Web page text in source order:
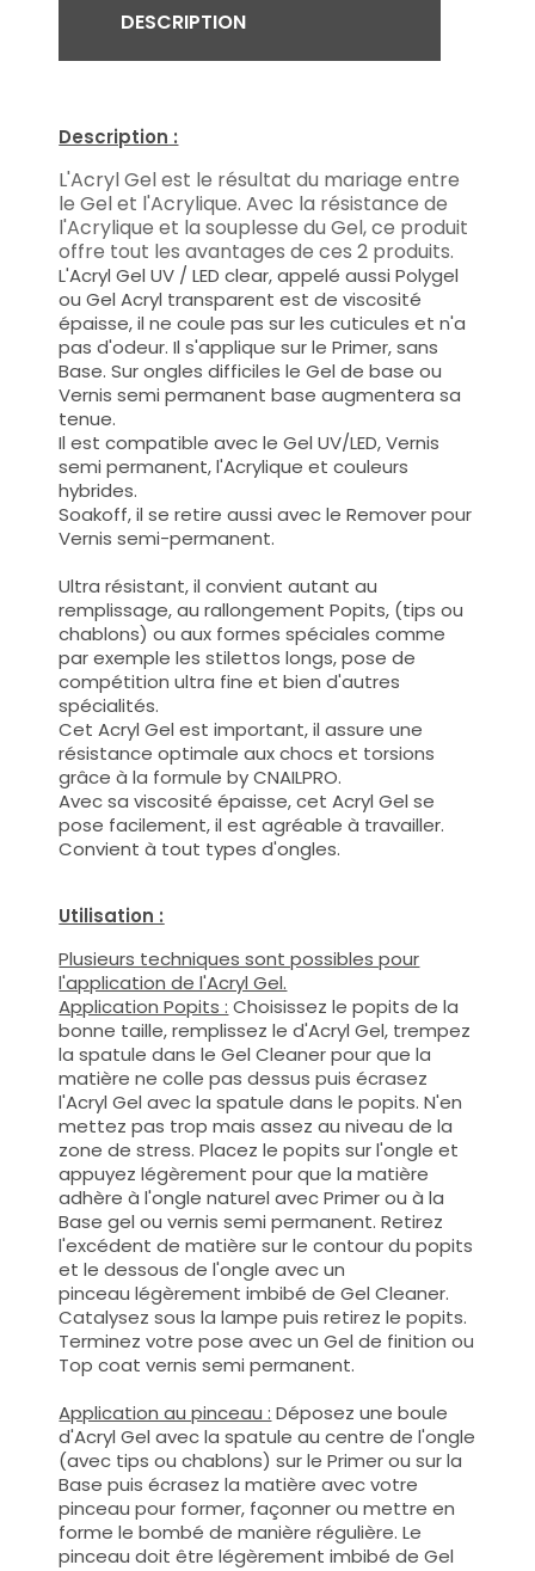
DESCRIPTION
Description :
L'Acryl Gel est le résultat du mariage entre
le Gel et l'Acrylique. Avec la résistance de
l'Acrylique et la souplesse du Gel, ce produit
offre tout les avantages de ces 2 produits.
L'Acryl Gel UV / LED clear, appelé aussi Polygel
ou Gel Acryl transparent est de viscosité
épaisse, il ne coule pas sur les cuticules et n'a
pas d'odeur. Il s'applique sur le Primer, sans
Base. Sur ongles difficiles le Gel de base ou
Vernis semi permanent base augmentera sa
tenue.
Il est compatible avec le Gel UV/LED, Vernis
semi permanent, l'Acrylique et couleurs
hybrides.
Soakoff, il se retire aussi avec le Remover pour
Vernis semi-permanent.
Ultra résistant, il convient autant au
remplissage, au rallongement Popits, (tips ou
chablons) ou aux formes spéciales comme
par exemple les stilettos longs, pose de
compétition ultra fine et bien d'autres
spécialités.
Cet Acryl Gel est important, il assure une
résistance optimale aux chocs et torsions
grâce à la formule by CNAILPRO.
Avec sa viscosité épaisse, cet Acryl Gel se
pose facilement, il est agréable à travailler.
Convient à tout types d'ongles.
Utilisation :
Plusieurs techniques sont possibles pour
l'application de l'Acryl Gel.
Application Popits : Choisissez le popits de la
bonne taille, remplissez le d'Acryl Gel, trempez
la spatule dans le Gel Cleaner pour que la
matière ne colle pas dessus puis écrasez
l'Acryl Gel avec la spatule dans le popits. N'en
mettez pas trop mais assez au niveau de la
zone de stress. Placez le popits sur l'ongle et
appuyez légèrement pour que la matière
adhère à l'ongle naturel avec Primer ou à la
Base gel ou vernis semi permanent. Retirez
l'excédent de matière sur le contour du popits
et le dessous de l'ongle avec un
pinceau légèrement imbibé de Gel Cleaner.
Catalysez sous la lampe puis retirez le popits.
Terminez votre pose avec un Gel de finition ou
Top coat vernis semi permanent.
Application au pinceau : Déposez une boule
d'Acryl Gel avec la spatule au centre de l'ongle
(avec tips ou chablons) sur le Primer ou sur la
Base puis écrasez la matière avec votre
pinceau pour former, façonner ou mettre en
forme le bombé de manière régulière. Le
pinceau doit être légèrement imbibé de Gel